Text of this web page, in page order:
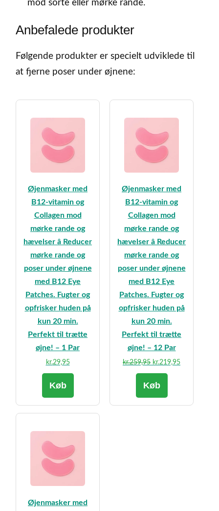
mod sorte eller mørke rande.
Anbefalede produkter
Følgende produkter er specielt udviklede til
at fjerne poser under øjnene:
Øjenmasker med
B12-vitamin og
Collagen mod
mørke rande og
hævelser â Reducer
mørke rande og
poser under øjnene
med B12 Eye
Patches. Fugter og
opfrisker huden på
kun 20 min.
Perfekt til trætte
øjne! – 1 Par
kr.29,95
Køb
Øjenmasker med
B12-vitamin og
Collagen mod
mørke rande og
hævelser â Reducer
mørke rande og
poser under øjnene
med B12 Eye
Patches. Fugter og
opfrisker huden på
kun 20 min.
Perfekt til trætte
øjne! – 12 Par
kr.259,95 Den
oprindelige
pris
kr.259,95.
kr.219,95Den
kr.219,95.
Køb
Øjenmasker med